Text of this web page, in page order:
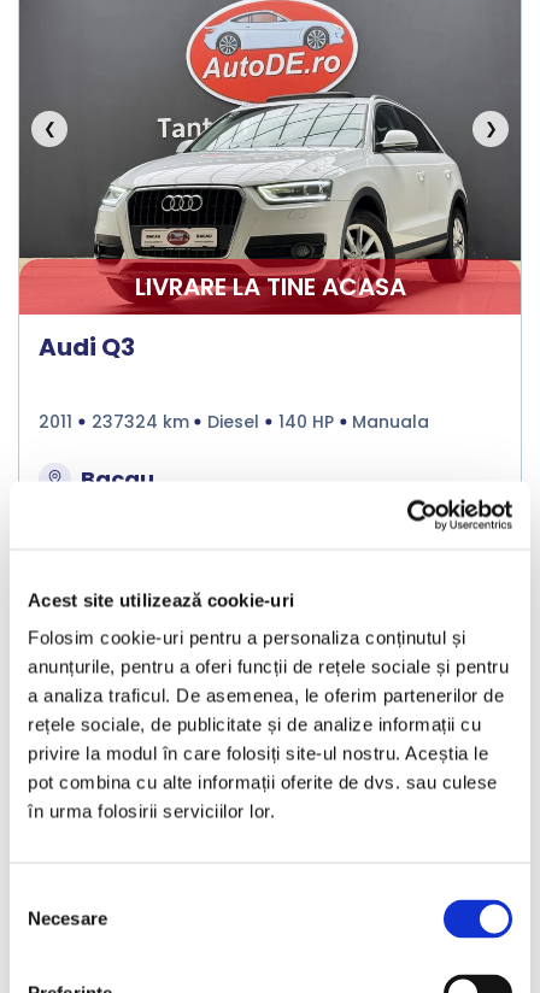
Acest site utilizează cookie-uri
Folosim cookie-uri pentru a personaliza conținutul și
anunțurile, pentru a oferi funcții de rețele sociale și pentru
a analiza traficul. De asemenea, le oferim partenerilor de
rețele sociale, de publicitate și de analize informații cu
privire la modul în care folosiți site-ul nostru. Aceștia le
pot combina cu alte informații oferite de dvs. sau culese
în urma folosirii serviciilor lor.
consimțământului
Necesare
❮ ❯
LIVRARE LA TINE ACASA
Audi Q3
2011 237324 km Diesel 140 HP Manuala
Bacau
Programare vizionare
Vezi detalii